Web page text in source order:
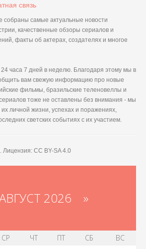
связь
собраны самые актуальные новости
качественные обзоры сериалов и
факты об актерах, создателях и многое
часа 7 дней в неделю. Благодаря этому мы в
вам свежую информацию про новые
фильмы, бразильские теленовеллы и
тоже не оставлены без внимания - мы
личной жизни, успехах и поражениях,
светских событиях с их участием.
CC BY-SA 4.0
2026 »
СР ЧТ ПТ СБ ВС